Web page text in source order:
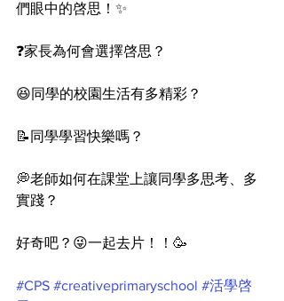
們眼中的啓思！✨
❓家長為何會選擇啓思？
😆同學的校園生活有多精彩？
📝同學學習快樂嗎？
💭老師如何在課堂上讓同學多思考、多
實踐？
好奇吧？😜一起去片！！🥳
#CPS #creativeprimaryschool #活學啓